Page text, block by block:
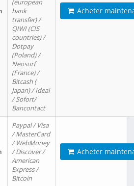
(european
bank
transfer) /
QIWI (CIS
countries) /
Dotpay
(Poland) /
Neosurf
(France) /
Bitcash (
Japan) / Ideal
/ Sofort/
Bancontact
Acheter
Paypal / Visa
/ MasterCard
/ WebMoney
/ Discover /
American
Express /
Bitcoin
Acheter